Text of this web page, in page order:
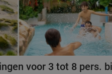
voor 3 tot 8 pers.